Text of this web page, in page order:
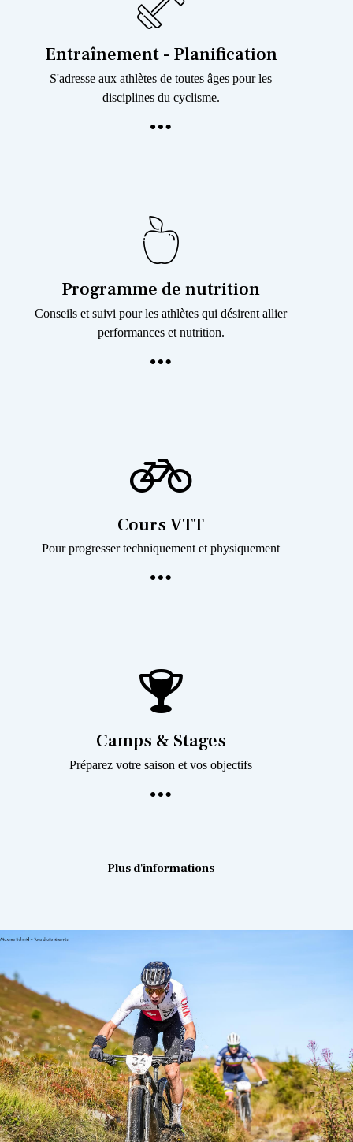
Entraînement - Planification
S'adresse aux athlètes de toutes âges pour les
disciplines du cyclisme.
Programme de nutrition
Conseils et suivi pour les athlètes qui désirent allier
performances et nutrition.
Cours VTT
Pour progresser techniquement et physiquement
Camps & Stages
Préparez votre saison et vos objectifs
Plus d'informations